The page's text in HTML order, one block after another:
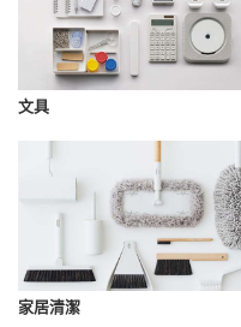
文具
家居清潔